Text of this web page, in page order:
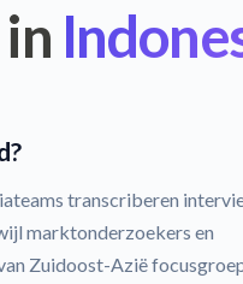
transcriberen
marktonderzoekers en
Zuidoost-Azië